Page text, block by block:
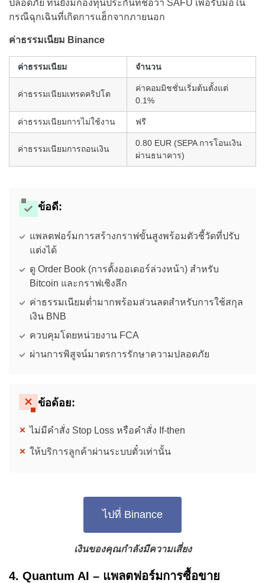
ปลอดภัย ที่นี่ยังมีกองทุนประกันที่ชื่อว่า SAFU เพื่อรับมือใน
กรณีฉุกเฉินที่เกิดการแฮ็กจากภายนอก
ค่าธรรมเนียม Binance
ค่าธรรมเนียม จำนวน
ค่าธรรมเนียมเทรดคริปโต
ค่าคอมมิชชั่นเริ่มต้นตั้งแต่
0.1%
ค่าธรรมเนียมการไม่ใช้งาน ฟรี
ค่าธรรมเนียมการถอนเงิน
0.80 EUR (SEPA การโอนเงิน
ผ่านธนาคาร)
ข้อดี:
แพลตฟอร์มการสร้างกราฟขั้นสูงพร้อมตัวชี้วัดที่ปรับ
แต่งได้
ดู Order Book (การตั้งออเดอร์ล่วงหน้า) สำหรับ
Bitcoin และกราฟเชิงลึก
ค่าธรรมเนียมต่ำมากพร้อมส่วนลดสำหรับการใช้สกุล
เงิน BNB
ควบคุมโดยหน่วยงาน FCA
ผ่านการพิสูจน์มาตรการรักษาความปลอดภัย
ข้อด้อย:
ไม่มีคำสั่ง Stop Loss หรือคำสั่ง If-then
ให้บริการลูกค้าผ่านระบบตั๋วเท่านั้น
ไปที่ Binance
เงินของคุณกำลังมีความเสี่ยง
4. Quantum AI – แพลตฟอร์มการซื้อขาย